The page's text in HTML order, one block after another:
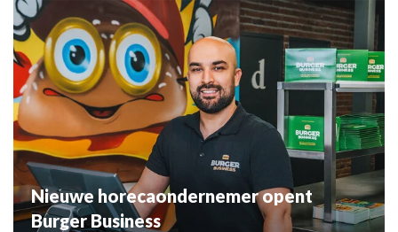
Nieuwe horecaondernemer opent
Burger Business